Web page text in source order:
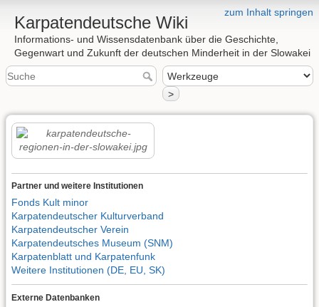
zum Inhalt springen
Karpatendeutsche Wiki
Informations- und Wissensdatenbank über die Geschichte,
Gegenwart und Zukunft der deutschen Minderheit in der Slowakei
>
Partner und weitere Institutionen
Fonds Kult minor
Karpatendeutscher Kulturverband
Karpatendeutscher Verein
Karpatendeutsches Museum (SNM)
Karpatenblatt und Karpatenfunk
Weitere Institutionen (DE, EU, SK)
Externe Datenbanken